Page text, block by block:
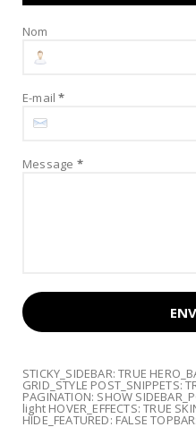
Nom
E-mail*
Message *
STICKY_SIDEBAR: TRUE
GRID_STYLE POST_SNIPPETS:
PAGINATION: SHOW
light HOVER_EFFECTS: TRUE
HIDE_FEATURED: FALSE